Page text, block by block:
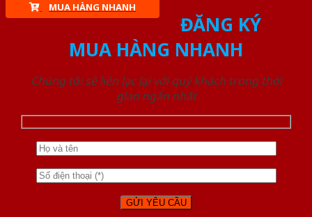
MUA HÀNG NHANH
ĐĂNG KÝ
MUA HÀNG NHANH
Chúng tôi sẽ liên lạc lại với quý khách trong thời
gian ngắn nhất